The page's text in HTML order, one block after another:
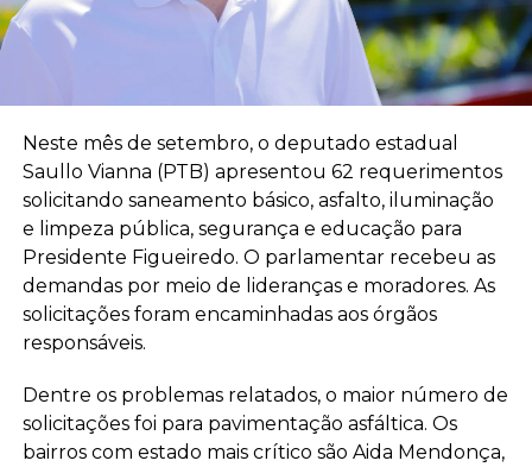
Neste mês de setembro, o deputado estadual
Saullo Vianna (PTB) apresentou 62 requerimentos
solicitando saneamento básico, asfalto, iluminação
e limpeza pública, segurança e educação para
Presidente Figueiredo. O parlamentar recebeu as
demandas por meio de lideranças e moradores. As
solicitações foram encaminhadas aos órgãos
responsáveis.
Dentre os problemas relatados, o maior número de
solicitações foi para pavimentação asfáltica. Os
bairros com estado mais crítico são Aida Mendonça,